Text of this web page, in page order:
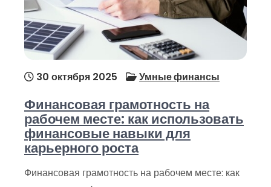
30 октября 2025 Умные финансы
Финансовая грамотность на
рабочем месте: как использовать
финансовые навыки для
карьерного роста
Финансовая грамотность на рабочем месте: как